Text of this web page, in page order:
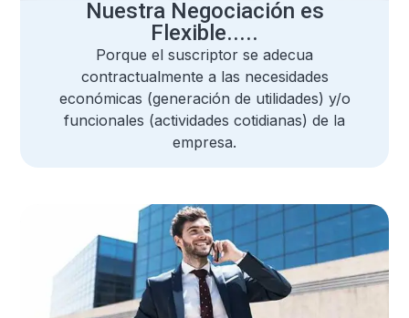
Nuestra Negociación es
Flexible.....
Porque el suscriptor se adecua
contractualmente a las necesidades
económicas (generación de utilidades) y/o
funcionales (actividades cotidianas) de la
empresa.